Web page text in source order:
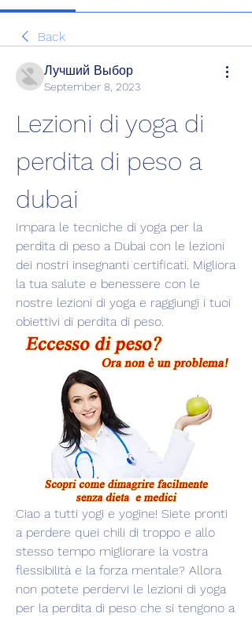
Back
Лучший Выбор
September 8, 2023
Lezioni di yoga di
perdita di peso a
dubai
Impara le tecniche di yoga per la
perdita di peso a Dubai con le lezioni
dei nostri insegnanti certificati. Migliora
la tua salute e benessere con le
nostre lezioni di yoga e raggiungi i tuoi
obiettivi di perdita di peso.
Ciao a tutti yogi e yogine! Siete pronti
a perdere quei chili di troppo e allo
stesso tempo migliorare la vostra
flessibilità e la forza mentale? Allora
non potete perdervi le lezioni di yoga
per la perdita di peso che si tengono a